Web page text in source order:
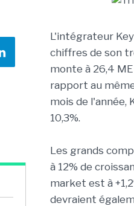
L'intégrateur
chiffres de son
monte à 26,4
rapport au
mois de l'année,
10,3%.
Les grands
à 12% de
market est à
devraient